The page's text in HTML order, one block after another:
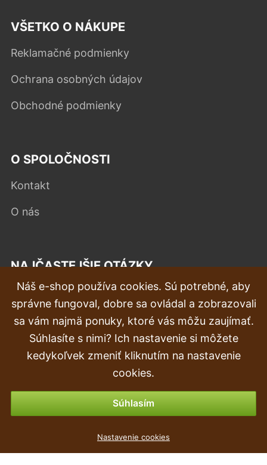
VŠETKO O NÁKUPE
Reklamačné podmienky
Ochrana osobných údajov
Obchodné podmienky
O SPOLOČNOSTI
Kontakt
O nás
NAJČASTEJŠIE OTÁZKY
Reklamácia
Doprava a doručenie
Objednávka
Vrátenie tovaru & vrátenie peňazí
Náš e-shop používa cookies. Sú potrebné, aby
správne fungoval, dobre sa ovládal a zobrazovali
sa vám najmä ponuky, ktoré vás môžu zaujímať.
Súhlasíte s nimi? Ich nastavenie si môžete
kedykoľvek zmeniť kliknutím na nastavenie
cookies.
Súhlasím
Nastavenie cookies